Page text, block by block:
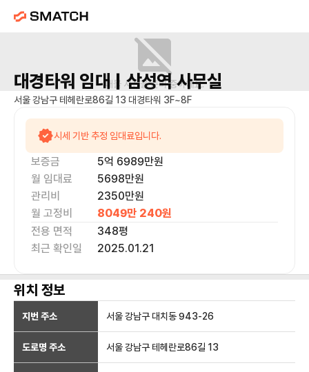
매물 사진을 준비 중이에요.
대경타워 임대 | 삼성역사무실
서울 강남구 테헤란로86길 13 대경타워 3F~8F
시세 기반 추정 임대료입니다.
보증금 5억 6989만원
월 임대료
5698만원
관리비
2350만원
월 고정비
8049만 240원
전용 면적
348평
최근 확인일
2025.01.21
위치 정보
지번 주소 서울 강남구 대치동 943-26
도로명 주소 서울 강남구 테헤란로86길 13